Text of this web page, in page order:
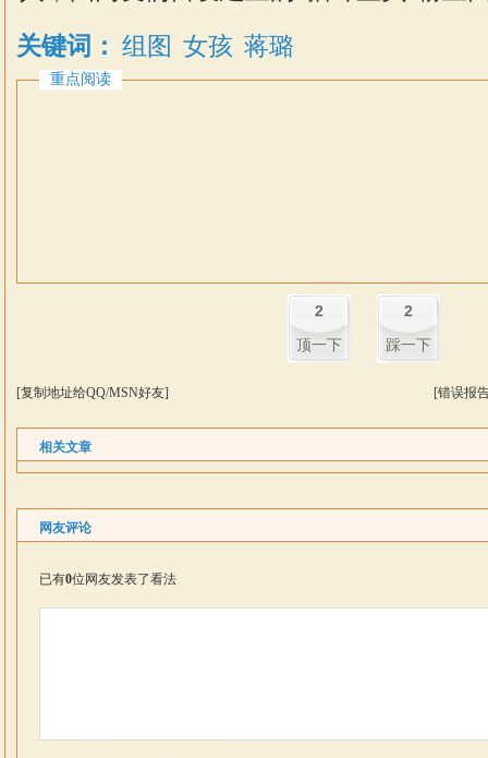
关键词： 组图 女孩 蒋璐
重点阅读
2
顶一下
2
踩一下
[错误报
[复制地址给QQ/MSN好友]
相关文章
网友评论
已有0位网友发表了看法